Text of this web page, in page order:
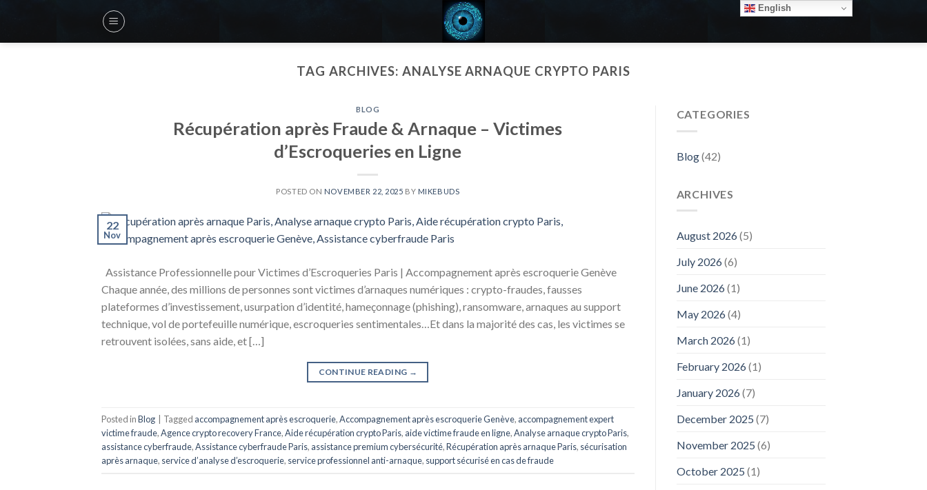
content
TAG ARCHIVES:ANALYSE ARNAQUE CRYPTO PARIS
BLOG
Récupération après Fraude & Arnaque – Victimes
d’Escroqueries en Ligne
POSTED ON NOVEMBER 22, 2025 BY MIKEBUDS
22
Nov
Assistance Professionnelle pour Victimes d’Escroqueries Paris | Accompagnement après escroquerie Genève
Chaque année, des millions de personnes sont victimes d’arnaques numériques : crypto-fraudes, fausses
plateformes d’investissement, usurpation d’identité, hameçonnage (phishing), ransomware, arnaques au support
technique, vol de portefeuille numérique, escroqueries sentimentales…Et dans la majorité des cas, les victimes se
retrouvent isolées, sans aide, et […]
CONTINUE READING →
Posted inBlog Tagged accompagnement après escroquerie,Accompagnement après escroquerie Genève, accompagnement expert
victime fraude,Agence crypto recovery France,Aide récupération crypto Paris, aide victime fraude en ligne,Analyse arnaque crypto Paris,
assistance cyberfraude,Assistance cyberfraude Paris, assistance premium cybersécurité,Récupération après arnaque Paris, sécurisation
après arnaque, service d’analyse d’escroquerie, service professionnel anti-arnaque, support sécurisé en cas de fraude
CATEGORIES
Blog(42)
ARCHIVES
August 2026(5)
July 2026(6)
June 2026(1)
May 2026(4)
March 2026(1)
February 2026(1)
January 2026(7)
December 2025 (7)
November 2025 (6)
October 2025 (1)
English